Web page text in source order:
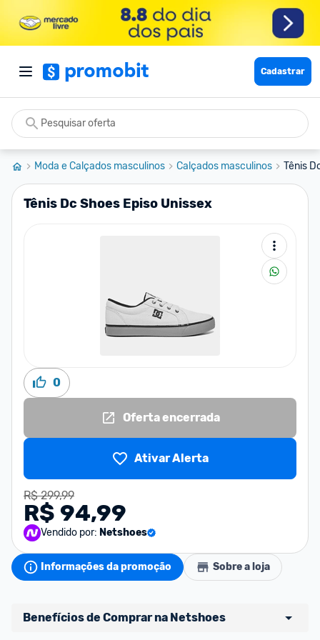
Cadastrar
Moda e Calçados masculinos Calçados masculinos Tênis
Tênis Dc Shoes Episo Unissex
0
Oferta encerrada
Ativar Alerta
R$ 299,99
R$ 94,99
Vendido por: Netshoes
Informações da promoção Sobre a loja
Benefícios de Comprar na Netshoes